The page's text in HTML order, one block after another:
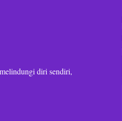
diri sendiri,